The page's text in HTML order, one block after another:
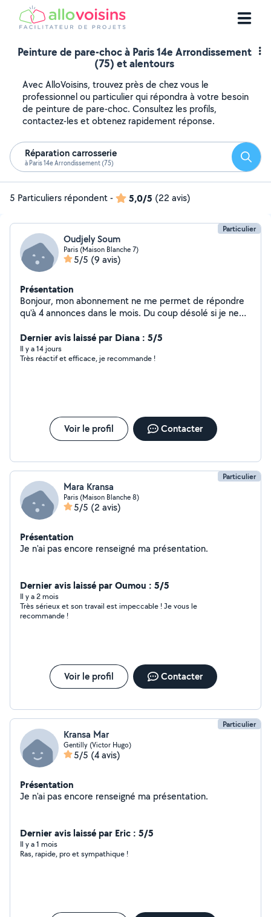
Peinture de pare-choc à Paris 14e Arrondissement
(75) et alentours
Avec AlloVoisins, trouvez près de chez vous le
professionnel ou particulier qui répondra à votre besoin
de peinture de pare-choc. Consultez les profils,
contactez-les et obtenez rapidement réponse.
Réparation carrosserie
à Paris 14e Arrondissement (75)
5 Particuliers répondent- 5,0/5 (22 avis)
Particulier
Oudjely Soum
Paris (Maison Blanche 7)
5/5 (9 avis)
Présentation
Bonjour, mon abonnement ne me permet de répondre
qu'à 4 annonces dans le mois. Du coup désolé si je ne
laisser votre contact et je vous rappel.
Dernier avis laissé par Diana : 5/5
Il y a 14 jours
Très réactif et efficace, je recommande !
Voir le profil Contacter
Particulier
Mara Kransa
Paris (Maison Blanche 8)
5/5 (2 avis)
Présentation
Je n'ai pas encore renseigné ma présentation.
Dernier avis laissé par Oumou : 5/5
Il y a 2 mois
Très sérieux et son travail est impeccable ! Je vous le
recommande !
Voir le profil Contacter
Particulier
Kransa Mar
Gentilly (Victor Hugo)
5/5 (4 avis)
Présentation
Je n'ai pas encore renseigné ma présentation.
Dernier avis laissé par Eric : 5/5
Il y a 1 mois
Ras, rapide, pro et sympathique !